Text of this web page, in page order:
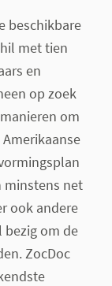
beschikbare
met tien
en
op zoek
om
minstens net
ook andere
om de
ZocDoc